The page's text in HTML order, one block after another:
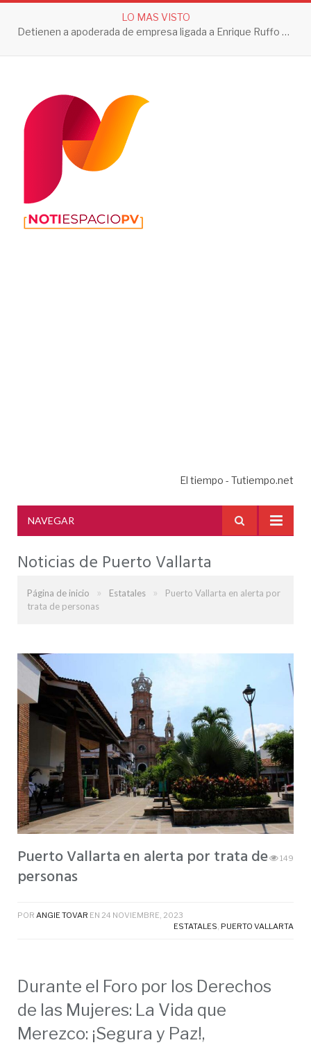
LO MAS VISTO
Detienen a apoderada de empresa ligada a Enrique Ruffo por investigación de Huachicol Fiscal
El tiempo - Tutiempo.net
NAVEGAR
Noticias de Puerto Vallarta
Página de inicio » Estatales »
Puerto Vallarta en alerta por
trata de personas
Puerto Vallarta en alerta por trata de
personas
149
POR ANGIE TOVAR EN 24 NOVIEMBRE, 2023
ESTATALES, PUERTO VALLARTA
Durante el Foro por los Derechos
de las Mujeres: La Vida que
Merezco: ¡Segura y Paz!,